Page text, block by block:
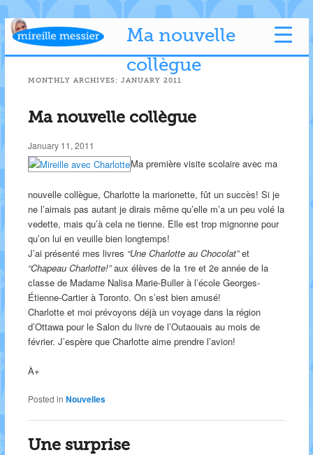
Ma nouvelle
collègue
MONTHLY ARCHIVES: JANUARY 2011
Ma nouvelle collègue
January 11, 2011
Ma première visite scolaire avec ma
nouvelle collègue, Charlotte la marionette, fût un succès! Si je
ne l’aimais pas autant je dirais même qu’elle m’a un peu volé la
vedette, mais qu’à cela ne tienne. Elle est trop mignonne pour
qu’on lui en veuille bien longtemps!
J’ai présenté mes livres “Une Charlotte au Chocolat”et
“Chapeau Charlotte!”aux élèves de la 1re et 2e année de la
classe de Madame Nalisa Marie-Buller à l’école Georges-
Étienne-Cartier à Toronto. On s’est bien amusé!
Charlotte et moi prévoyons déjà un voyage dans la région
d’Ottawa pour le Salon du livre de l’Outaouais au mois de
février. J’espère que Charlotte aime prendre l’avion!
À+
Posted in Nouvelles
Une surprise